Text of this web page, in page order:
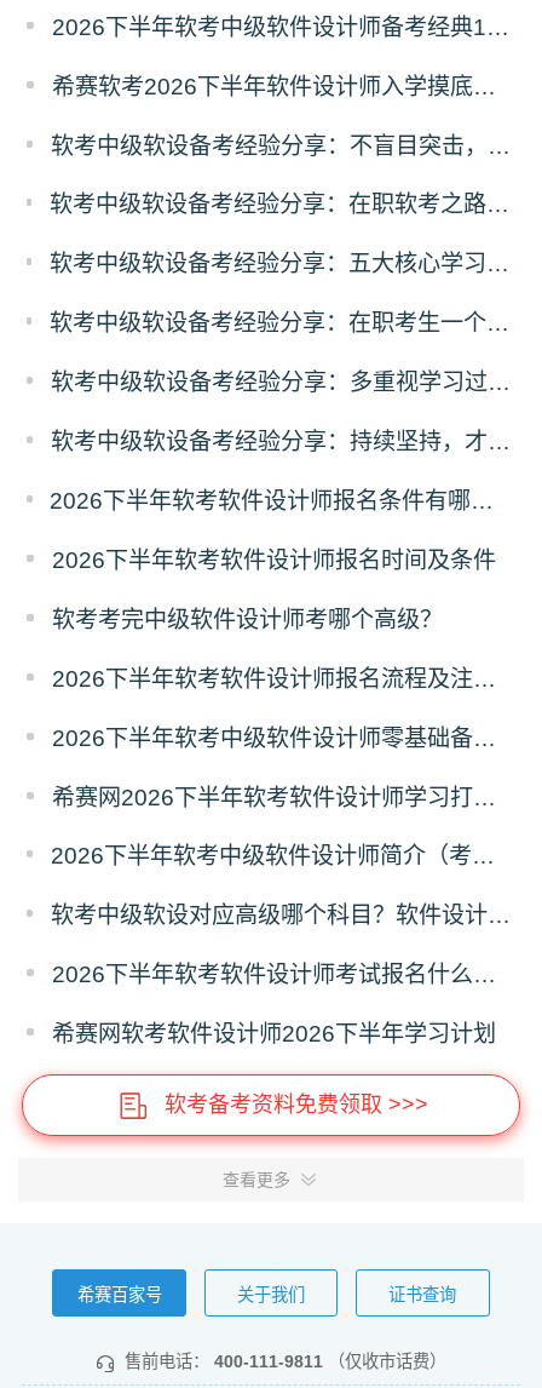
2026下半年软考中级软件设计师备考经典100题
希赛软考2026下半年软件设计师入学摸底测试卷
软考中级软设备考经验分享：不盲目突击，稳定推进复习计划
软考中级软设备考经验分享：在职软考之路，软件设计师从屡战屡败到成功上岸
软考中级软设备考经验分享：五大核心学习方法，助力软件设计师顺利通关
软考中级软设备考经验分享：在职考生一个多月极限备考软件设计师经历
软考中级软设备考经验分享：多重视学习过程，厚积薄发
软考中级软设备考经验分享：持续坚持，才能一步步靠近考试目标
2026下半年软考软件设计师报名条件有哪些？需要准备什么材料？
2026下半年软考软件设计师报名时间及条件
软考考完中级软件设计师考哪个高级？
2026下半年软考软件设计师报名流程及注意事项
2026下半年软考中级软件设计师零基础备考建议
希赛网2026下半年软考软件设计师学习打卡表
2026下半年软考中级软件设计师简介（考试重点+范围）
软考中级软设对应高级哪个科目？软件设计师对应高级报考指南
2026下半年软考软件设计师考试报名什么时候开始？
希赛网软考软件设计师2026下半年学习计划
软考备考资料免费领取 >>>
查看更多
希赛百家号 关于我们 证书查询
售前电话： 400-111-9811 （仅收市话费）